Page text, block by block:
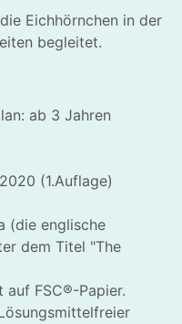
Eichhörnchen in der
begleitet.
ab 3 Jahren
(1.Auflage)
(die englische
dem Titel "The
auf FSC®-Papier.